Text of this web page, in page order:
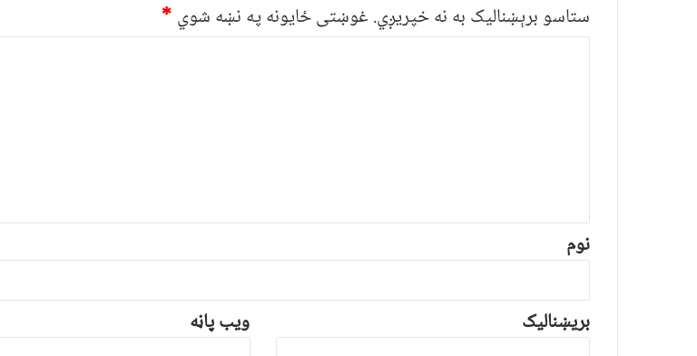
ستاسو برېښناليک به نه خپريږي. غوښتى ځایونه په نښه شوي *
*
نوم
بریښنالیک ویب پاڼه